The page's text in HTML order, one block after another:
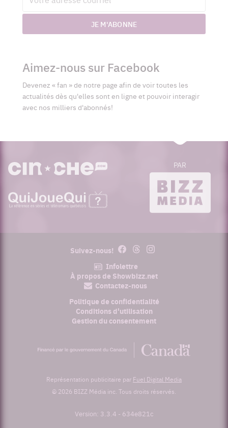
courriel
JE M'ABONNE
Aimez-nous sur Facebook
Devenez « fan » de notre page afin de voir toutes les
actualités dès qu'elles sont en ligne et pouvoir interagir
avec nos milliers d'abonnés!
cinoche.com
quijouequi.com bizzmedia.ca
PAR
Suivez-nous! FacebookThreadsInstagram
Infolettre
À propos de Showbizz.net
Contactez-nous
Politique de confidentialité
Conditions d'utilisation
Gestion du consentement
par
Canada
Représentation publicitaire par Fuel Digital Media
© 2026 BIZZ Média inc. Tous droits réservés.
Version: 3.3.4 - 634e821c